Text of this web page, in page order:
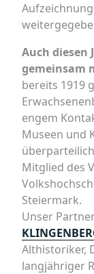
Auch diesen
gemeinsam
bereits 1919
engem
Museen und
Mitglied des
Steiermark.
Unser
Althistoriker,
langjähriger